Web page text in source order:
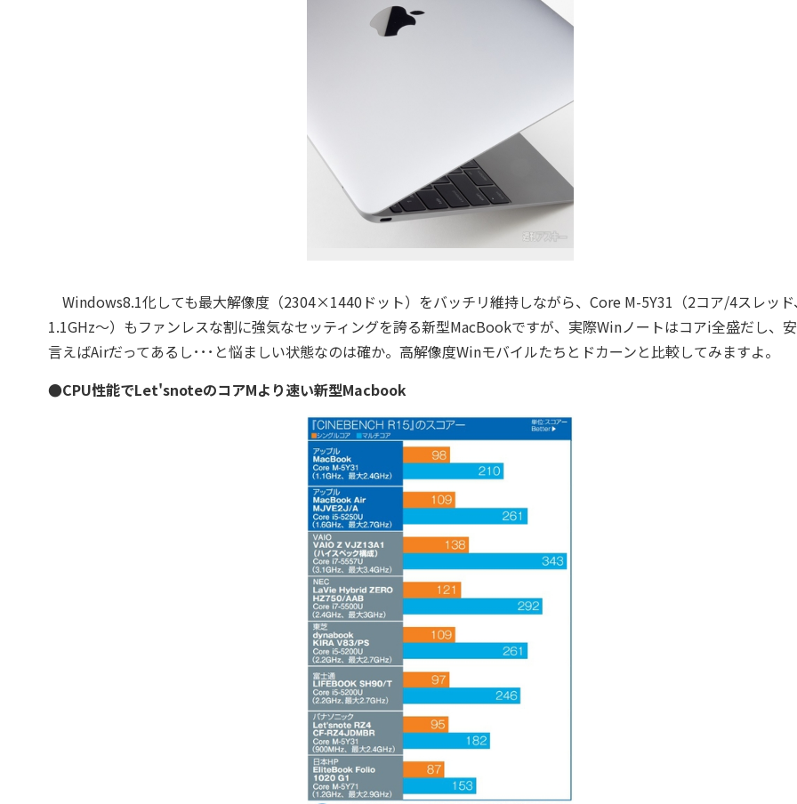
Windows8.1化しても最大解像度（2304×1440ドット）をバッチリ維持しながら、Core M-5Y31（2コア/4スレッド
1.1GHz～）もファンレスな割に強気なセッティングを誇る新型MacBookですが、実際Winノートはコアi全盛だし、
言えばAirだってあるし･･･と悩ましい状態なのは確か。高解像度Winモバイルたちとドカーンと比較してみますよ。
●CPU性能でLet'snoteのコアMより速い新型Macbook